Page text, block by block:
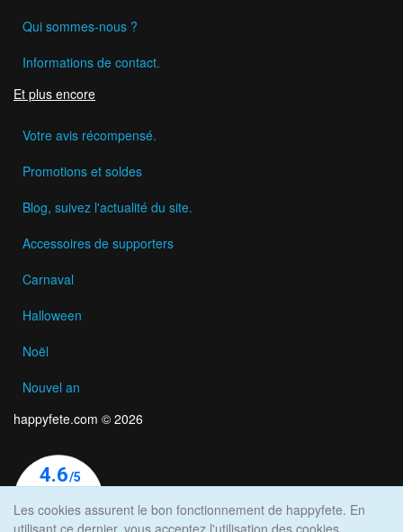
Qui sommes-nous ?
Informations de contact.
Et plus encore
Votre avis récompensé.
Promotions et soldes
Blog, suivez l'actualité du site.
Accessoires de supporters
Carnaval
Halloween
Noël
Nouvel an
happyfete.com © 2026
Les cookies assurent le bon fonctionnement de happyfete. En
utilisant ce dernier, vous acceptez l'utilisation des cookies.